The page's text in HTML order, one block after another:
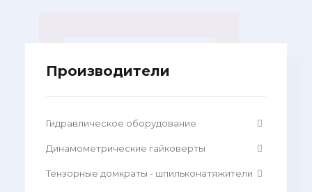
Производители
Гидравлическое оборудование
Динамометрические гайковерты
Тензорные домкраты - шпильконатяжители